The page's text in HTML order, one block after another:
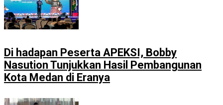
Di hadapan Peserta APEKSI, Bobby
Nasution Tunjukkan Hasil Pembangunan
Kota Medan di Eranya